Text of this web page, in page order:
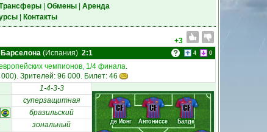
| Обмены| Аренда
| Контакты
+3
Барселона(Испания) 2:1 4 0
чемпионов, 1/4 финала.
000). Зрителей: 96 000. Билет: 46
1-4-3-3
де Йонг Антониссе Балде
CF CF CF
суперзащитная
бразильский
зональный